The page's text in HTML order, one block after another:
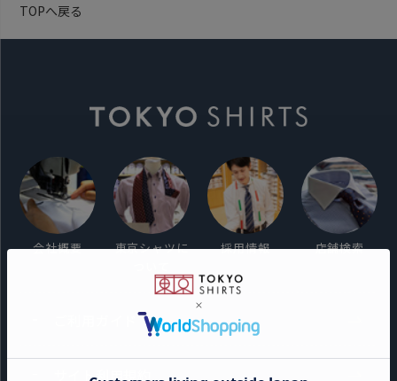
TOPへ戻る
会社概要
東京シャツに
採用情報 店舗検索
ご利用ガイド
サイト利用規約